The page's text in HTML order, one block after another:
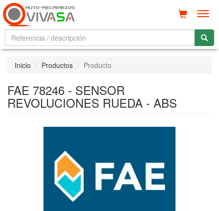
Inicio Productos Producto
FAE 78246 - SENSOR
REVOLUCIONES RUEDA - ABS